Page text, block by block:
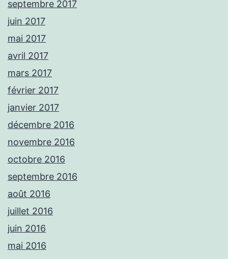
septembre 2017
juin 2017
mai 2017
avril 2017
mars 2017
février 2017
janvier 2017
décembre 2016
novembre 2016
octobre 2016
septembre 2016
août 2016
juillet 2016
juin 2016
mai 2016